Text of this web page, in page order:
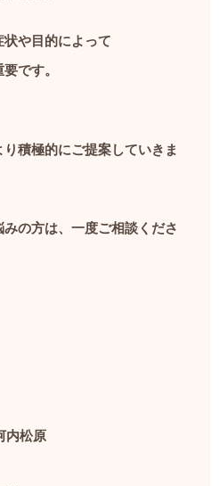
や目的によって
です。
積極的にご提案していきま
の方は、一度ご相談くださ
内松原